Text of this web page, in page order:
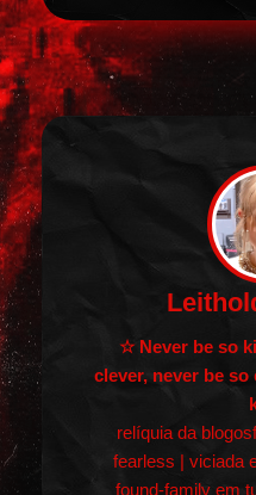
☆ Never be so
clever, never be
relíquia da
fearless | viciada
found-family em